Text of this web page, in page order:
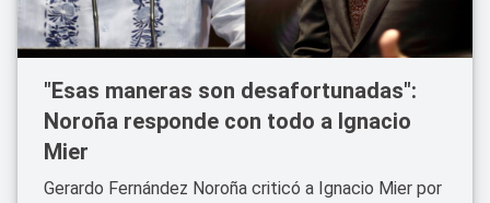
"Esas maneras son desafortunadas":
Noroña responde con todo a Ignacio
Mier
Gerardo Fernández Noroña criticó a Ignacio Mier por